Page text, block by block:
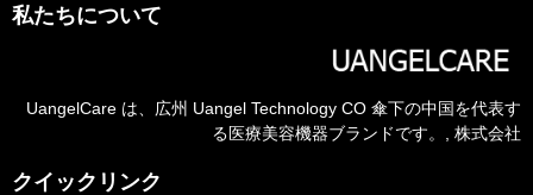
私たちについて
UangelCare は、広州 Uangel Technology CO 傘下の中国を代表す
る医療美容機器ブランドです。, 株式会社
クイックリンク